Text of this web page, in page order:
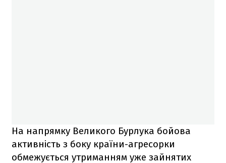
На напрямку Великого Бурлука бойова
активність з боку країни-агресорки
обмежується утриманням уже зайнятих